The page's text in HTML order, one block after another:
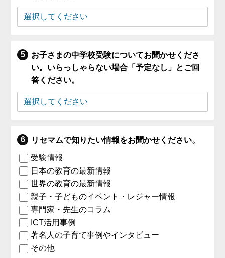
お子さまの中学校受験についてお聞かせくださ
い。いらっしゃらない場合「予定なし」とご回
答ください。
リセマムで知りたい情報をお聞かせください。
受験情報
日本の教育の最新情報
世界の教育の最新情報
親子・子どものイベント・レジャー情報
専門家・先生のコラム
ICT活用事例
著名人の子育て事例やインタビュー
その他